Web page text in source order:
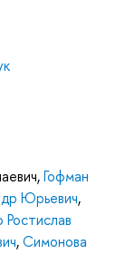
,Гофман
Юрьевич,
,Симонова